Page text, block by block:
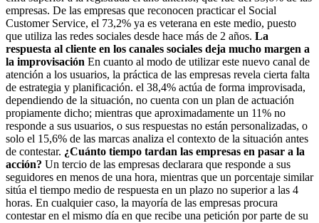
empresas. De las empresas que reconocen practicar el Social
Customer Service, el 73,2% ya es veterana en este medio, puesto
que utiliza las redes sociales desde hace más de 2 años. La
respuesta al cliente en los canales sociales deja mucho margen a
la improvisación En cuanto al modo de utilizar este nuevo canal de
atención a los usuarios, la práctica de las empresas revela cierta falta
de estrategia y planificación. el 38,4% actúa de forma improvisada,
dependiendo de la situación, no cuenta con un plan de actuación
propiamente dicho; mientras que aproximadamente un 11% no
responde a sus usuarios, o sus respuestas no están personalizadas, o
solo el 15,6% de las marcas analiza el contexto de la situación antes
de contestar. ¿Cuánto tiempo tardan las empresas en pasar a la
acción? Un tercio de las empresas declarara que responde a sus
seguidores en menos de una hora, mientras que un porcentaje similar
sitúa el tiempo medio de respuesta en un plazo no superior a las 4
horas. En cualquier caso, la mayoría de las empresas procura
contestar en el mismo día en que recibe una petición por parte de su